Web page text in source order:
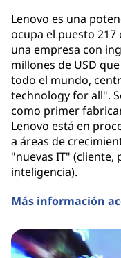
Lenovo es una
ocupa el puesto 217
una empresa con
millones de USD
todo el mundo,
technology for all".
como primer
Lenovo está en
a áreas de
"nuevas IT"
inteligencia).
Más información